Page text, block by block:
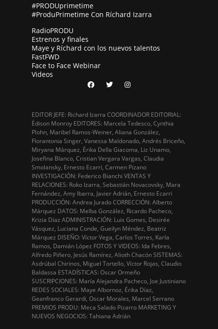
#PRODUprimetime
#ProduPrimetime Con Ríchard Izarra
RadioPRODU
Estrenos y finales
Maye y Ríchard con los nuevos talentos
FastFWD
Face to Face Webinar
Videos
EDITOR JEFE: Richard Izarra COORDINADOR EDITORIAL:
Édison Monroy EDITORES: Marcela Tedesco, Cynthia
Plohn, Maribel Ramos-Weiner, Aliana González,
Florantonia Singer, Vanessa Maldonado, Andrés Briceño,
Miryana Márquez, Érika Della Giacoma, Liz Unamo,
Josefina Blanco, Cristian Vergara Vargas, Claudia
Smolansky, Ernesto Ecarri, Carmen Pizano
INVESTIGACIÓN: Federico Bianchi VENTAS Y
RELACIONES: Roko Izarra, Sebastián Novacovsky, Mara
Fernández, Amy Ibarra, Javier Adrián, Ernesto Ecarri
PRODUCCIÓN: Andrea Jurado CORRECCIÓN: Alberto
Márquez DATOS: Melba González, Ricardo Pacheco,
Krizia Díaz ADMINISTRACIÓN: Luis Gomes, Desirée
Vásquez, Luciana Conde, Gueilyn Méndez, Beatriz
Márquez DISEÑO: Víctor Vega, Carlos Torres, Karla
Ramos, Damián López FOTOS Y VIDEOS: Ida Febres,
Alfredo Piñero, Jesús Ramírez, Alioth Chacón SISTEMAS:
Asdrúbal Chirinos, Miguel Tortello, Víctor Rojas, Claudio
Baldassa ESTADÍSTICAS: Oscar Ormeño
SUSCRIPCIONES: María Alejandra Pacheco, Joe Justiniano
REDES SOCIALES: Maye Albornoz, Érika Díaz,
Geanfranco Gerardi, Oscar Morales, Marcel Serrano
PREMIOS PRODU: Meca Salado Pizarro MARKETING Y
NUEVOS NEGOCIOS: Tahiana Adrián